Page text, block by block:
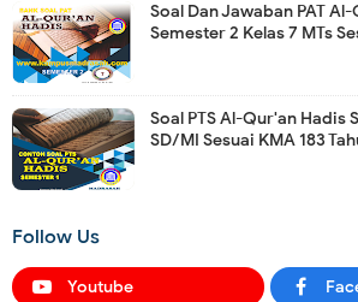
Soal Dan Jawaban PAT
Semester 2 Kelas 7 MTs
Soal PTS Al-Qur'an Hadis
SD/MI Sesuai KMA 183
Follow Us
Youtube